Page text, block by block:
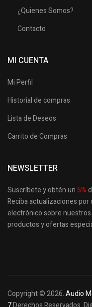
¿Quienes Somos?
Contacto
MI CUENTA
Mi Perfil
Historial de compras
Lista de Deseos
Carrito de Compras
NEWSLETTER
Suscríbete y obtén un 5%
Reciba actualizaciones por
electrónico sobre
productosy ofertas
Copyright © 2026.Audio